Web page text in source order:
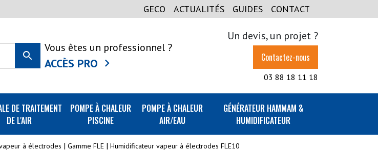
GECO ACTUALITÉS GUIDES CONTACT
search
Vous êtes un professionnel ?
ACCÈS PRO
Un devis, un projet ?
Contactez-nous
03 88 18 11 18
DE TRAITEMENT
DE L'AIR
POMPE À CHALEUR
PISCINE
POMPE À CHALEUR
AIR/EAU
GÉNÉRATEUR HAMMAM &
HUMIDIFICATEUR
à électrodes Gamme FLE Humidificateur vapeur à électrodes FLE10